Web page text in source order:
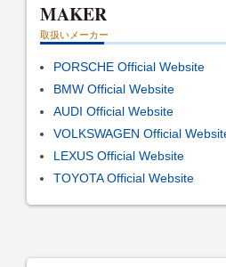
MAKER
取扱いメーカー
PORSCHE Official Website
BMW Official Website
AUDI Official Website
VOLKSWAGEN Official
LEXUS Official Website
TOYOTA Official Website